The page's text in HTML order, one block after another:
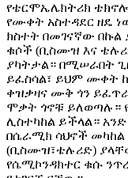
የቴርሞኤሌክትሪክ
የሙቀት አስተዳደር ዘዴ
ክስተት በመገናኛው
ቁሶች (ቢስሙዝ እና
ያካትታል። በሚሠራበት
ይፈስሳል፣ ይህም ሙቀት
ቀዝቃዛና ሙቅ ጎን
ሞቃት ጎኖቹ ይለወጣሉ።
ሊስተካከል ይችላል።
በሴራሚክ ሳህኖች መካከል
(ቢስሙዝ፣ቴሉሪድ)
የሴሚኮንዳክተር ቁሱ